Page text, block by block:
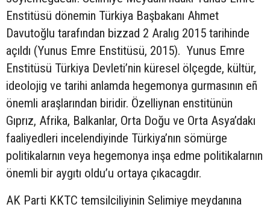
Enstitüsü dönemin Türkiya Başbakanı Ahmet
Davutoğlu tarafından bizzad 2 Aralıg 2015 tarihinde
açıldı (Yunus Emre Enstitüsü, 2015). Yunus Emre
Enstitüsü Türkiya Devleti’nin küresel ölçegde, kültür,
ideolojig ve tarihi anlamda hegemonya gurmasının eñ
önemli araşlarından biridir. Özelliynan enstitünün
Gıprız, Afrika, Balkanlar, Orta Doğu ve Orta Asya’dakı
faaliyedleri incelendiyinde Türkiya’nın sömürge
politikalarnın veya hegemonya inşa edme politikalarnın
önemli bir aygıtı oldu’u ortaya çıkacagdır.
AK Parti KKTC temsilciliyinin Selimiye meydanına